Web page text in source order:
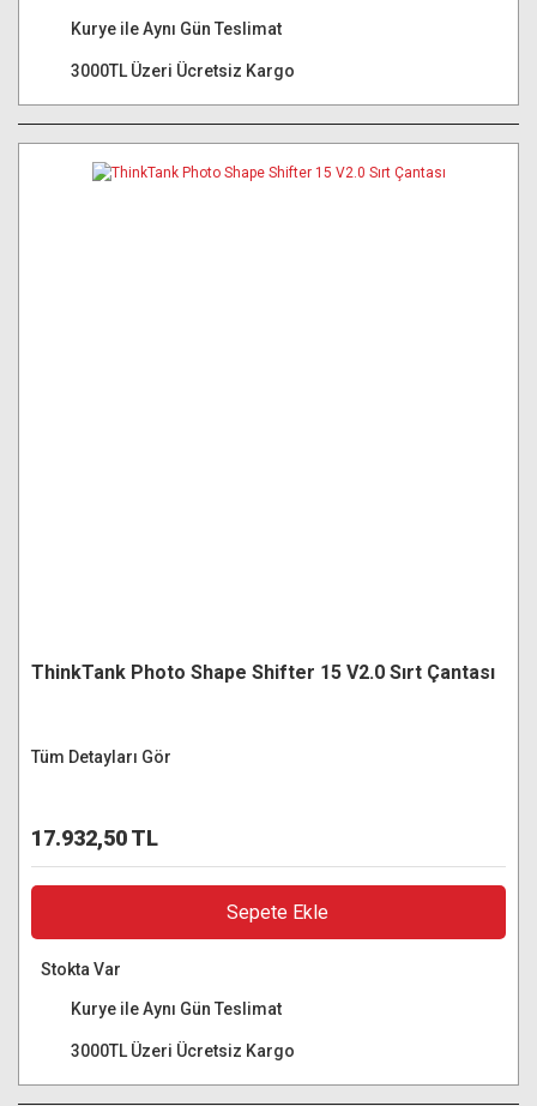
Kurye ile Aynı Gün Teslimat
3000TL Üzeri Ücretsiz Kargo
ThinkTank Photo Shape Shifter 15 V2.0 Sırt Çantası
Tüm Detayları Gör
17.932,50 TL
Sepete Ekle
Stokta Var
Kurye ile Aynı Gün Teslimat
3000TL Üzeri Ücretsiz Kargo